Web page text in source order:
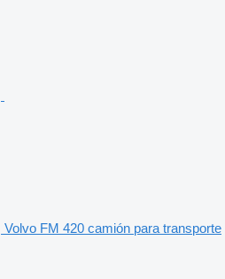
Volvo FM 420 camión para transporte